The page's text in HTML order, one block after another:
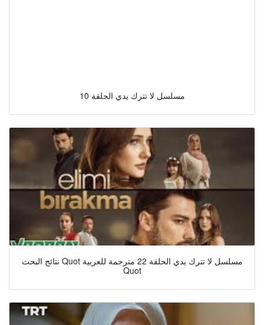
مسلسل لا تترك يدي الحلقة 10
نتائج البحث Quot مسلسل لا تترك يدي الحلقة 22 مترجمة للعربية
Quot